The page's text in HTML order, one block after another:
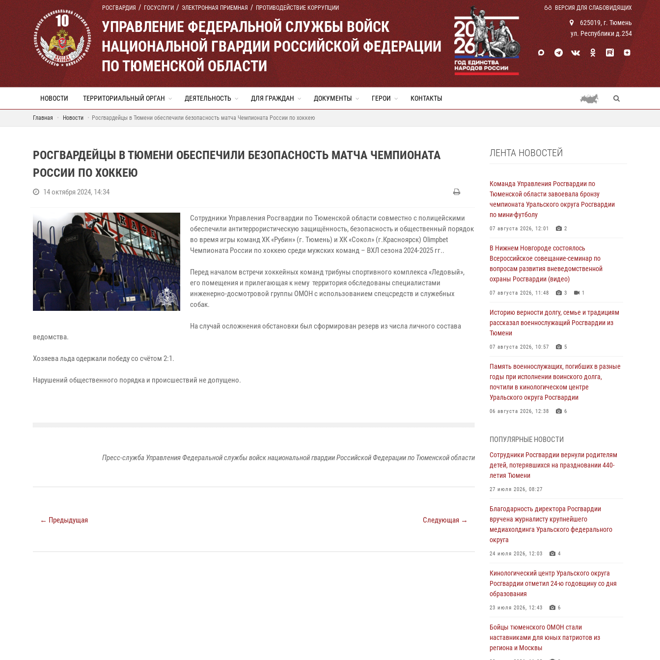
РОСГВАРДИЯ ГОСУСЛУГИ ЭЛЕКТРОННАЯ ПРИЕМНАЯ ПРОТИВОДЕЙСТВИЕ КОРРУПЦИИ ВЕРСИЯ ДЛЯ СЛАБОВИДЯЩИХ
УПРАВЛЕНИЕ ФЕДЕРАЛЬНОЙ СЛУЖБЫ ВОЙСК
НАЦИОНАЛЬНОЙ ГВАРДИИ РОССИЙСКОЙ ФЕДЕРАЦИИ
ПО ТЮМЕНСКОЙ ОБЛАСТИ
625019, г. Тюмень
ул. Республики д.254
НОВОСТИ ТЕРРИТОРИАЛЬНЫЙ ОРГАН ДЕЯТЕЛЬНОСТЬ ДЛЯ ГРАЖДАН ДОКУМЕНТЫ ГЕРОИ КОНТАКТЫ
Главная Новости Росгвардейцы в Тюмени обеспечили безопасность матча Чемпионата России по хоккею
РОСГВАРДЕЙЦЫ В ТЮМЕНИ ОБЕСПЕЧИЛИ БЕЗОПАСНОСТЬ МАТЧА ЧЕМПИОНАТА
РОССИИ ПО ХОККЕЮ
14 октября 2024, 14:34
Сотрудники Управления Росгвардии по Тюменской области совместно с полицейскими
обеспечили антитеррористическую защищённость, безопасность и общественный порядок
во время игры команд ХК «Рубин» (г. Тюмень) и ХК «Сокол» (г.Красноярск) Olimpbet
Чемпионата России по хоккею среди мужских команд – ВХЛ сезона 2024-2025 гг..
Перед началом встречи хоккейных команд трибуны спортивного комплекса «Ледовый»,
его помещения и прилегающая к нему территория обследованы специалистами
инженерно-досмотровой группы ОМОН с использованием спецсредств и служебных
собак.
На случай осложнения обстановки был сформирован резерв из числа личного состава
ведомства.
Хозяева льда одержали победу со счётом 2:1.
Нарушений общественного порядка и происшествий не допущено.
Пресс-служба Управления Федеральной службы войск национальной гвардии Российской Федерации по Тюменской области
← Предыдущая Следующая →
ЛЕНТА НОВОСТЕЙ
Команда Управления Росгвардии по
Тюменской области завоевала бронзу
чемпионата Уральского округа Росгвардии
по мини-футболу
07 августа 2026, 12:01 2
В Нижнем Новгороде состоялось
Всероссийское совещание-семинар по
вопросам развития вневедомственной
охраны Росгвардии (видео)
07 августа 2026, 11:48 3 1
Историю верности долгу, семье и традициям
рассказал военнослужащий Росгвардии из
Тюмени
07 августа 2026, 10:57 5
Память военнослужащих, погибших в разные
годы при исполнении воинского долга,
почтили в кинологическом центре
Уральского округа Росгвардии
06 августа 2026, 12:38 6
знакомят детей со своей службой и
напоминают о мерах безопасности
06 августа 2026, 12:33 2
области» в рамках акции «Храним огонь
06 августа 2026, 04:41 3
Росгвардейцы в Тюменской области почтили
Яковлева
05 августа 2026, 11:03 4
В Тюмени офицер Росгвардии в радиоэфире
владения оружием
05 августа 2026, 09:56 2
Военнослужащие Росгвардии сбили дрон-
ПОПУЛЯРНЫЕ НОВОСТИ
Сотрудники Росгвардии вернули родителям
детей, потерявшихся на праздновании 440-
летия Тюмени
27 июля 2026, 08:27
Благодарность директора Росгвардии
вручена журналисту крупнейшего
медиахолдинга Уральского федерального
округа
24 июля 2026, 12:03 4
Кинологический центр Уральского округа
Росгвардии отметил 24-ю годовщину со дня
образования
23 июля 2026, 12:43 6
Бойцы тюменского ОМОН стали
наставниками для юных патриотов из
региона и Москвы